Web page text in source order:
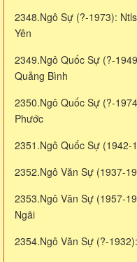
2348.Ngô Sự (?-1973):
Yên
2349.Ngô Quốc Sự (?-
Quảng Bình
2350.Ngô Quốc Sự (?-
Phước
2351.Ngô Quốc Sự (1942-
2352.Ngô Văn Sự (1937-
2353.Ngô Văn Sự (1957-
Ngãi
2354.Ngô Văn Sự (?-